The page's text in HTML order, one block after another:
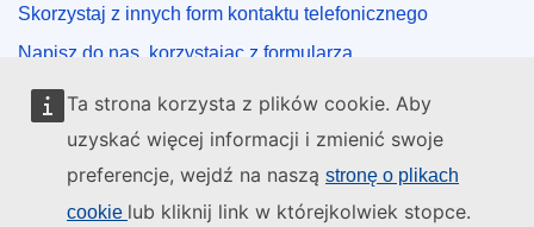
Ta strona korzysta z plików cookie. Aby
uzyskać więcej informacji i zmienić swoje
preferencje, wejdź na naszą stronę o plikach
cookie lub kliknij link w którejkolwiek stopce.
Skorzystaj z innych form kontaktu telefonicznego
Napisz do nas, korzystając z formularza
Spotkaj się z nami w lokalnym punkcie UE
Media społecznościowe
Obserwuj UE w mediach społecznościowych